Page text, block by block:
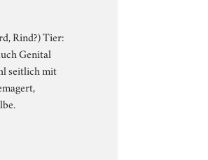
Rind?) Tier:
Genital
seitlich mit